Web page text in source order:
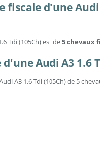
fiscale d'une Audi
Tdi (105Ch) est de5 chevaux
Audi A3 1.6
A3 1.6 Tdi (105Ch) de 5